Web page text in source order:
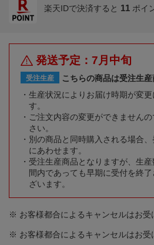
楽天IDで決済すると 11 ポイ
発送予定：7月中旬
受注生産
こちらの商品は受注生産
生産状況によりお届け時期が変
す。
ご注文内容の変更ができません
さい。
別の商品と同時購入される場合
にあわせます。
受注生産商品となりますが、生
間内であっても早期に受付を終
ざいます。
※ お客様都合によるキャンセルはお受
※ お客様都合によるキャンセルはお受